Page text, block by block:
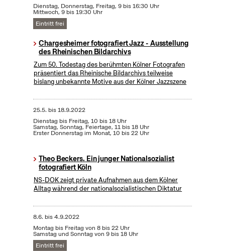
Dienstag, Donnerstag, Freitag, 9 bis 16:30 Uhr
Mittwoch, 9 bis 19:30 Uhr
Eintritt frei
Chargesheimer fotografiert Jazz - Ausstellung
des Rheinischen Bildarchivs
Zum 50. Todestag des berühmten Kölner Fotografen
präsentiert das Rheinische Bildarchivs teilweise
bislang unbekannte Motive aus der Kölner Jazzszene
25.5. bis18.9.2022
Dienstag bis Freitag, 10 bis 18 Uhr
Samstag, Sonntag, Feiertage, 11 bis 18 Uhr
Erster Donnerstag im Monat, 10 bis 22 Uhr
Theo Beckers. Ein junger Nationalsozialist
fotografiert Köln
NS-DOK zeigt private Aufnahmen aus dem Kölner
Alltag während der nationalsozialistischen Diktatur
8.6. bis4.9.2022
Montag bis Freitag von 8 bis 22 Uhr
Samstag und Sonntag von 9 bis 18 Uhr
Eintritt frei